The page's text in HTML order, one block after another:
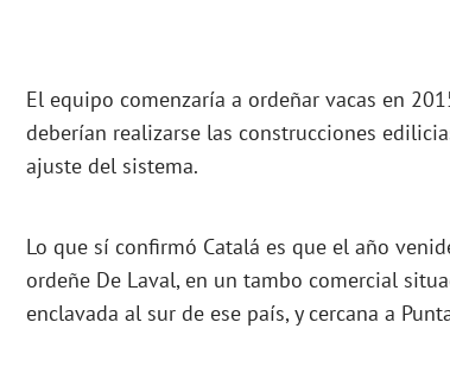
El equipo comenzaría a ordeñar vacas en
deberían realizarse las construcciones
ajuste del sistema.
Lo que sí confirmó Catalá es que el año
ordeñe De Laval, en un tambo comercial
enclavada al sur de ese país, y cercana a